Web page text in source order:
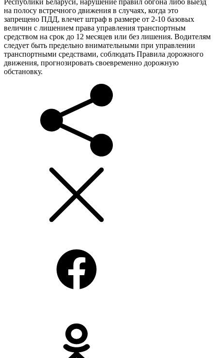
на полосу встречного движения в случаях, когда это
запрещено ПДД, влечет штраф в размере от 2-10 базовых
величин с лишением права управления транспортным
средством на срок до 12 месяцев или без лишения. Водителям
следует быть предельно внимательными при управлении
транспортными средствами, соблюдать Правила дорожного
движения, прогнозировать своевременно дорожную
обстановку.